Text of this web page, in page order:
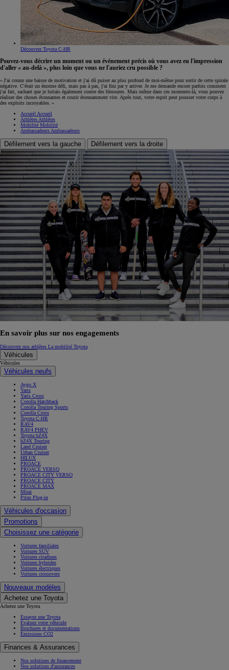
Découvrez Toyota C-HR
Pouvez-vous décrire un moment ou un événement précis où vous avez eu l'impression
d'aller « au-delà », plus loin que vous ne l'auriez cru possible ?
« J'ai connu une baisse de motivation et j'ai dû puiser au plus profond de moi-même pour sortir de cette spirale
négative. C'était un énorme défi, mais pas à pas, j'ai fini par y arriver. Je me demande encore parfois comment
j'ai fait, sachant que je luttais également contre des blessures. Mais même dans ces moments-là, vous pouvez
réaliser des choses étonnantes et courir étonnamment vite. Après tout, votre esprit peut pousser votre corps à
des exploits incroyables. »
Accueil Accueil
Athlètes Athlètes
Mobilité Mobilité
Ambassadeurs Ambassadeurs
Défilement vers la gauche Défilement vers la droite
En savoir plus sur nos engagements
Découvrez nos athlètes La mobilité Toyota
Véhicules
Véhicules
Véhicules neufs
Aygo X
Yaris
Yaris Cross
Corolla Hatchback
Corolla Touring Sports
Corolla Cross
Toyota C-HR
RAV4
RAV4 PHEV
Toyota bZ4X
bZ4X Touring
Land Cruiser
Urban Cruiser
HILUX
PROACE
PROACE VERSO
PROACE CITY VERSO
PROACE CITY
PROACE MAX
Mirai
Prius Plug-in
Véhicules d'occasion
Promotions
Choisissez une catégorie
Voitures familiales
Voitures SUV
Voitures citadines
Voitures hybrides
Voitures électriques
Voitures crossovers
Nouveaux modèles
Achetez une Toyota
Achetez une Toyota
Essayez une Toyota
Évaluez votre véhicule
Brochures et documentations
Émissions CO2
Finances & Assurances
Nos solutions de financement
Nos solutions d'assurances